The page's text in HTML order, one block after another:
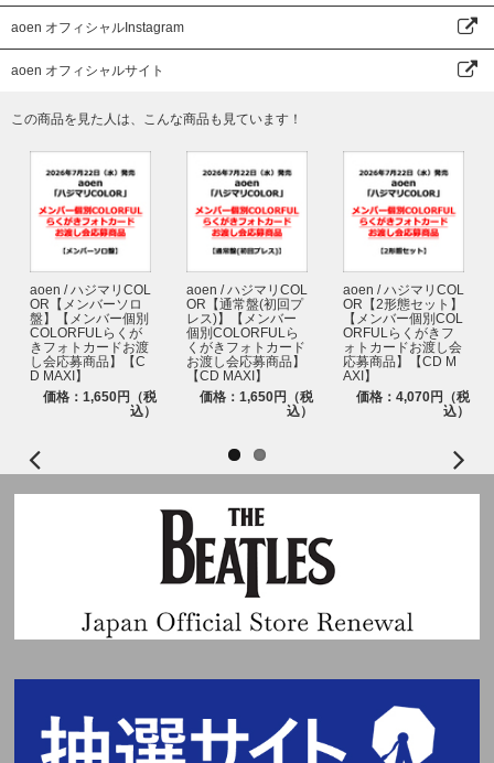
aoen オフィシャルInstagram
aoen オフィシャルサイト
この商品を見た人は、こんな商品も見ています！
aoen / ハジマリCOL
OR【メンバーソロ
盤】【メンバー個別
COLORFULらくが
きフォトカードお渡
し会応募商品】【C
D MAXI】
価格：1,650円（税
込）
aoen / ハジマリCOL
OR【通常盤(初回プ
レス)】【メンバー
個別COLORFULら
くがきフォトカード
お渡し会応募商品】
【CD MAXI】
価格：1,650円（税
込）
aoen / ハジマリCOL
OR【2形態セット】
【メンバー個別COL
ORFULらくがきフ
ォトカードお渡し会
応募商品】【CD M
AXI】
価格：4,070円（税
込）